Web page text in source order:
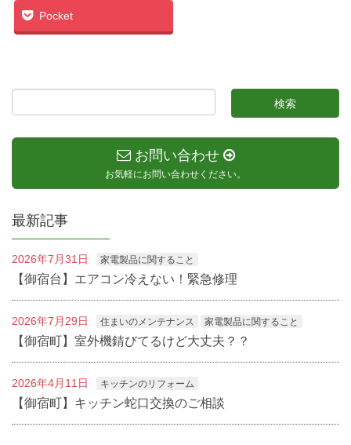
Pocket
お問い合わせ
お気軽にお問い合わせください。
最新記事
2026年7月31日 家電製品に関すること
【御宿台】エアコン冷えない！緊急修理
2026年7月29日 住まいのメンテナンス 家電製品に関すること
【御宿町】室外機錆びてるけど大丈夫？？
2026年4月11日 キッチンのリフォーム
【御宿町】キッチン蛇口交換のご相談